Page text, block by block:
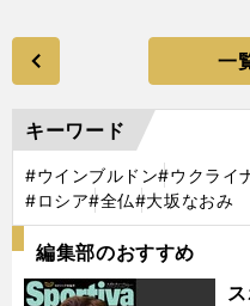
一
キーワード
#ウインブルドン#ウクライ
#ロシア#全仏#大坂なおみ
編集部のおすすめ